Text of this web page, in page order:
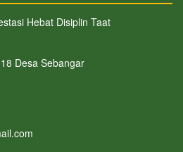
Hebat Disiplin Taat
Desa Sebangar